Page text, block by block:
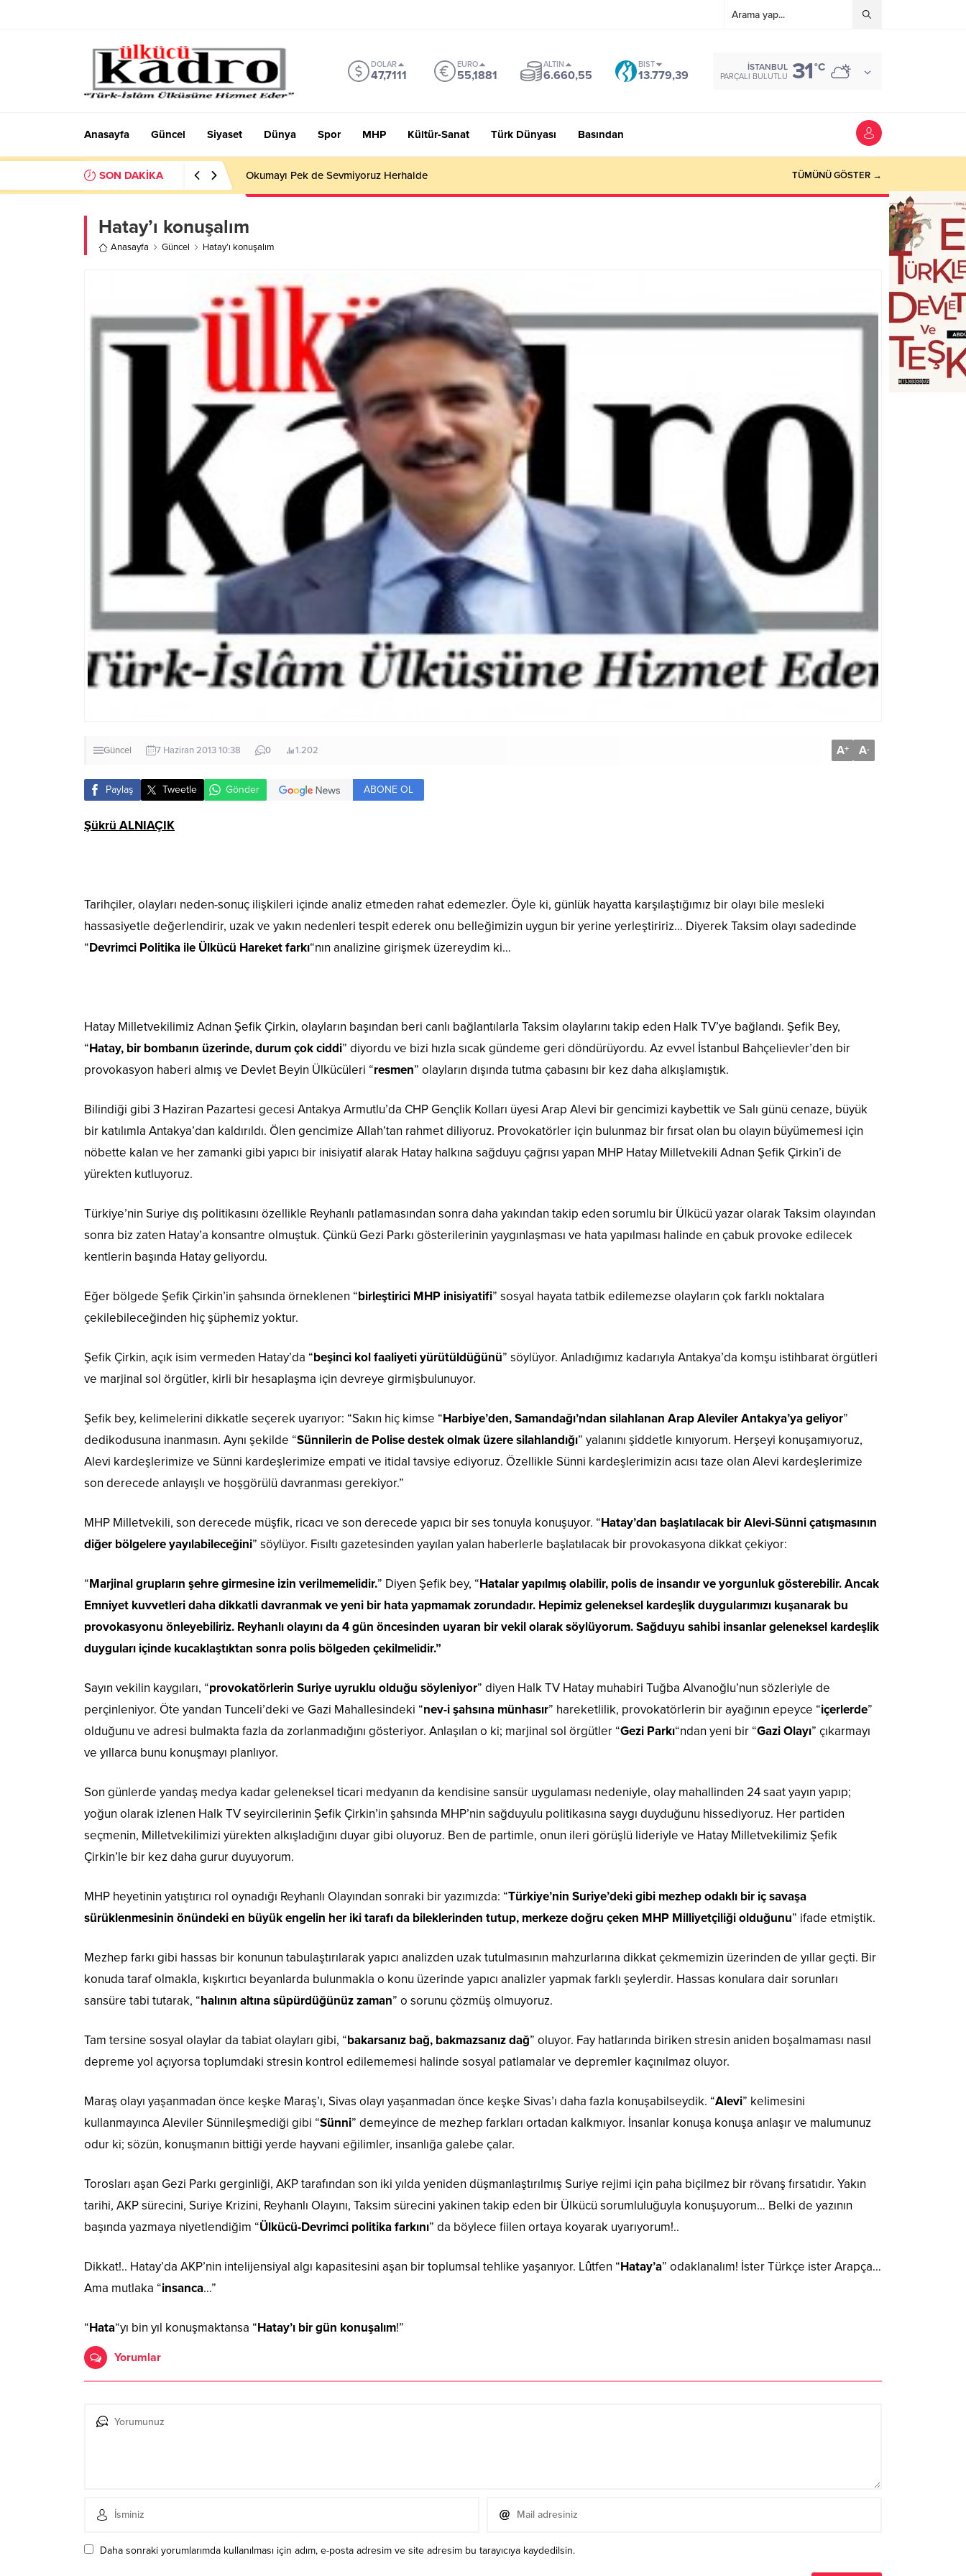
DOLAR
47,7111
EURO
55,1881
ALTIN
6.660,55
BIST
13.779,39
İSTANBUL
PARÇALI BULUTLU 31°C
Anasayfa Güncel Siyaset Dünya Spor MHP Kültür-Sanat Türk Dünyası Basından
SON DAKİKA Okumayı Pek de Sevmiyoruz Herhalde TÜMÜNÜ GÖSTER →
Hatay’ı konuşalım
Anasayfa Güncel Hatay’ı konuşalım
Güncel 7 Haziran 2013 10:38 0 1.202 A+ A-
Paylaş Tweetle Gönder ABONE OL
Şükrü ALNIAÇIK
Tarihçiler, olayları neden-sonuç ilişkileri içinde analiz etmeden rahat edemezler. Öyle ki, günlük hayatta karşılaştığımız bir olayı bile mesleki
hassasiyetle değerlendirir, uzak ve yakın nedenleri tespit ederek onu belleğimizin uygun bir yerine yerleştiririz… Diyerek Taksim olayı sadedinde
“Devrimci Politika ile Ülkücü Hareket farkı“nın analizine girişmek üzereydim ki…
Hatay Milletvekilimiz Adnan Şefik Çirkin, olayların başından beri canlı bağlantılarla Taksim olaylarını takip eden Halk TV’ye bağlandı. Şefik Bey,
“Hatay, bir bombanın üzerinde, durum çok ciddi” diyordu ve bizi hızla sıcak gündeme geri döndürüyordu. Az evvel İstanbul Bahçelievler’den bir
provokasyon haberi almış ve Devlet Beyin Ülkücüleri “resmen” olayların dışında tutma çabasını bir kez daha alkışlamıştık.
Bilindiği gibi 3 Haziran Pazartesi gecesi Antakya Armutlu’da CHP Gençlik Kolları üyesi Arap Alevi bir gencimizi kaybettik ve Salı günü cenaze, büyük
bir katılımla Antakya’dan kaldırıldı. Ölen gencimize Allah’tan rahmet diliyoruz. Provokatörler için bulunmaz bir fırsat olan bu olayın büyümemesi için
nöbette kalan ve her zamanki gibi yapıcı bir inisiyatif alarak Hatay halkına sağduyu çağrısı yapan MHP Hatay Milletvekili Adnan Şefik Çirkin’i de
yürekten kutluyoruz.
Türkiye’nin Suriye dış politikasını özellikle Reyhanlı patlamasından sonra daha yakından takip eden sorumlu bir Ülkücü yazar olarak Taksim olayından
sonra biz zaten Hatay’a konsantre olmuştuk. Çünkü Gezi Parkı gösterilerinin yaygınlaşması ve hata yapılması halinde en çabuk provoke edilecek
kentlerin başında Hatay geliyordu.
Eğer bölgede Şefik Çirkin’in şahsında örneklenen “birleştirici MHP inisiyatifi” sosyal hayata tatbik edilemezse olayların çok farklı noktalara
çekilebileceğinden hiç şüphemiz yoktur.
Şefik Çirkin, açık isim vermeden Hatay’da “beşinci kol faaliyeti yürütüldüğünü” söylüyor. Anladığımız kadarıyla Antakya’da komşu istihbarat örgütleri
ve marjinal sol örgütler, kirli bir hesaplaşma için devreye girmişbulunuyor.
Şefik bey, kelimelerini dikkatle seçerek uyarıyor: “Sakın hiç kimse “Harbiye’den, Samandağı’ndan silahlanan Arap Aleviler Antakya’ya geliyor”
dedikodusuna inanmasın. Aynı şekilde “Sünnilerin de Polise destek olmak üzere silahlandığı” yalanını şiddetle kınıyorum. Herşeyi konuşamıyoruz,
Alevi kardeşlerimize ve Sünni kardeşlerimize empati ve itidal tavsiye ediyoruz. Özellikle Sünni kardeşlerimizin acısı taze olan Alevi kardeşlerimize
son derecede anlayışlı ve hoşgörülü davranması gerekiyor.”
MHP Milletvekili, son derecede müşfik, ricacı ve son derecede yapıcı bir ses tonuyla konuşuyor. “Hatay’dan başlatılacak bir Alevi-Sünni çatışmasının
diğer bölgelere yayılabileceğini” söylüyor. Fısıltı gazetesinden yayılan yalan haberlerle başlatılacak bir provokasyona dikkat çekiyor:
“Marjinal grupların şehre girmesine izin verilmemelidir.” Diyen Şefik bey, “Hatalar yapılmış olabilir, polis de insandır ve yorgunluk gösterebilir. Ancak
Emniyet kuvvetleri daha dikkatli davranmak ve yeni bir hata yapmamak zorundadır. Hepimiz geleneksel kardeşlik duygularımızı kuşanarak bu
provokasyonu önleyebiliriz. Reyhanlı olayını da 4 gün öncesinden uyaran bir vekil olarak söylüyorum. Sağduyu sahibi insanlar geleneksel kardeşlik
duyguları içinde kucaklaştıktan sonra polis bölgeden çekilmelidir.”
Sayın vekilin kaygıları, “provokatörlerin Suriye uyruklu olduğu söyleniyor” diyen Halk TV Hatay muhabiri Tuğba Alvanoğlu’nun sözleriyle de
perçinleniyor. Öte yandan Tunceli’deki ve Gazi Mahallesindeki “nev-i şahsına münhasır” hareketlilik, provokatörlerin bir ayağının epeyce “içerlerde”
olduğunu ve adresi bulmakta fazla da zorlanmadığını gösteriyor. Anlaşılan o ki; marjinal sol örgütler “Gezi Parkı“ndan yeni bir “Gazi Olayı” çıkarmayı
ve yıllarca bunu konuşmayı planlıyor.
Son günlerde yandaş medya kadar geleneksel ticari medyanın da kendisine sansür uygulaması nedeniyle, olay mahallinden 24 saat yayın yapıp;
yoğun olarak izlenen Halk TV seyircilerinin Şefik Çirkin’in şahsında MHP’nin sağduyulu politikasına saygı duyduğunu hissediyoruz. Her partiden
seçmenin, Milletvekilimizi yürekten alkışladığını duyar gibi oluyoruz. Ben de partimle, onun ileri görüşlü lideriyle ve Hatay Milletvekilimiz Şefik
Çirkin’le bir kez daha gurur duyuyorum.
MHP heyetinin yatıştırıcı rol oynadığı Reyhanlı Olayından sonraki bir yazımızda: “Türkiye’nin Suriye’deki gibi mezhep odaklı bir iç savaşa
sürüklenmesinin önündeki en büyük engelin her iki tarafı da bileklerinden tutup, merkeze doğru çeken MHP Milliyetçiliği olduğunu” ifade etmiştik.
Mezhep farkı gibi hassas bir konunun tabulaştırılarak yapıcı analizden uzak tutulmasının mahzurlarına dikkat çekmemizin üzerinden de yıllar geçti. Bir
konuda taraf olmakla, kışkırtıcı beyanlarda bulunmakla o konu üzerinde yapıcı analizler yapmak farklı şeylerdir. Hassas konulara dair sorunları
sansüre tabi tutarak, “halının altına süpürdüğünüz zaman” o sorunu çözmüş olmuyoruz.
Tam tersine sosyal olaylar da tabiat olayları gibi, “bakarsanız bağ, bakmazsanız dağ” oluyor. Fay hatlarında biriken stresin aniden boşalmaması nasıl
depreme yol açıyorsa toplumdaki stresin kontrol edilememesi halinde sosyal patlamalar ve depremler kaçınılmaz oluyor.
Maraş olayı yaşanmadan önce keşke Maraş’ı, Sivas olayı yaşanmadan önce keşke Sivas’ı daha fazla konuşabilseydik. “Alevi” kelimesini
kullanmayınca Aleviler Sünnileşmediği gibi “Sünni” demeyince de mezhep farkları ortadan kalkmıyor. İnsanlar konuşa konuşa anlaşır ve malumunuz
odur ki; sözün, konuşmanın bittiği yerde hayvani eğilimler, insanlığa galebe çalar.
Torosları aşan Gezi Parkı gerginliği, AKP tarafından son iki yılda yeniden düşmanlaştırılmış Suriye rejimi için paha biçilmez bir rövanş fırsatıdır. Yakın
tarihi, AKP sürecini, Suriye Krizini, Reyhanlı Olayını, Taksim sürecini yakinen takip eden bir Ülkücü sorumluluğuyla konuşuyorum… Belki de yazının
başında yazmaya niyetlendiğim “Ülkücü-Devrimci politika farkını” da böylece fiilen ortaya koyarak uyarıyorum!..
Dikkat!.. Hatay’da AKP’nin intelijensiyal algı kapasitesini aşan bir toplumsal tehlike yaşanıyor. Lûtfen “Hatay’a” odaklanalım! İster Türkçe ister Arapça…
Ama mutlaka “insanca…”
“Hata“yı bin yıl konuşmaktansa “Hatay’ı bir gün konuşalım!”
Yorumlar
Daha sonraki yorumlarımda kullanılması için adım, e-posta adresim ve site adresim bu tarayıcıya kaydedilsin.